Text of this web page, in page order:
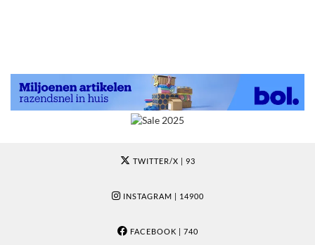
TWITTER/X | 93
INSTAGRAM | 14900
FACEBOOK | 740